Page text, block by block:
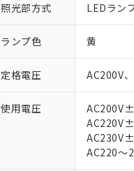
照光部方式 LEDラン
ランプ色 黄
定格電圧 AC200V
使用電圧
AC220～
ご
以下
対応
対応
調査
非該
仕入
があり
※1